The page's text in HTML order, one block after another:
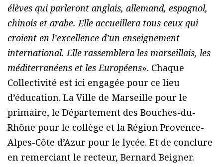
élèves qui parleront anglais, allemand, espagnol,
chinois et arabe. Elle accueillera tous ceux qui
croient en l’excellence d’un enseignement
international. Elle rassemblera les marseillais, les
méditerranéens et les Européens». Chaque
Collectivité est ici engagée pour ce lieu
d’éducation. La Ville de Marseille pour le
primaire, le Département des Bouches-du-
Rhône pour le collège et la Région Provence-
Alpes-Côte d’Azur pour le lycée. Et de conclure
en remerciant le recteur, Bernard Beigner.